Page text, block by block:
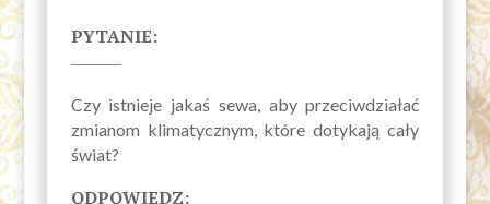
PYTANIE:
Czy istnieje jakaś sewa, aby przeciwdziałać
zmianom klimatycznym, które dotykają cały
świat?
ODPOWIEDZ: